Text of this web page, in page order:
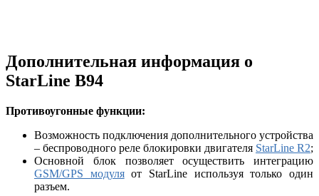
Дополнительная информация о
StarLine B94
Противоугонные функции:
Возможность подключения дополнительного устройства
– беспроводного реле блокировки двигателя StarLine R2;
Основной блок позволяет осуществить интеграцию
GSM/GPS модуляот StarLine используя только один
разъем.